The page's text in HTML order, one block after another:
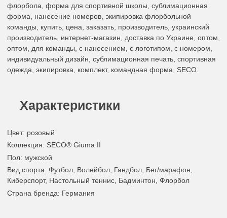
флорбола, форма для спортивной школы, сублимационная
форма, нанесение номеров, экипировка флорбольной
команды, купить, цена, заказать, производитель, украинский
производитель, интернет-магазин, доставка по Украине, оптом,
оптом, для команды, с нанесением, с логотипом, с номером,
индивидуальный дизайн, сублимационная печать, спортивная
одежда, экипировка, комплект, командная форма, SECO.
Характеристики
Цвет: розовый
Коллекция: SECO® Giuma II
Пол: мужской
Вид спорта: Футбол, Волейбол, Гандбол, Бег/марафон,
Киберспорт, Настольный теннис, Бадминтон, Флорбол
Страна бренда: Германия